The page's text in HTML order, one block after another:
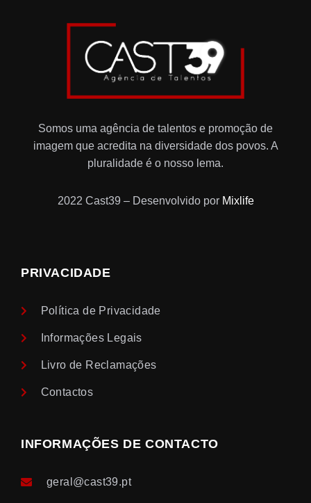
Somos uma agência de talentos e promoção de
imagem que acredita na diversidade dos povos. A
pluralidade é o nosso lema.
2022 Cast39 – Desenvolvido por Mixlife
PRIVACIDADE
Política de Privacidade
Informações Legais
Livro de Reclamações
Contactos
INFORMAÇÕES DE CONTACTO
geral@cast39.pt